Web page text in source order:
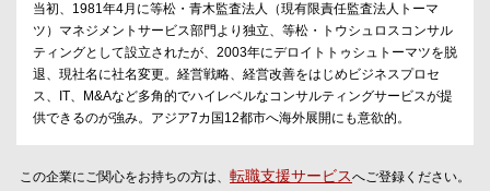
当初、1981年4月に等松・青木監査法人（現有限責任監査法人トーマ
ツ）マネジメントサービス部門より独立、等松・トウシュロスコンサル
ティングとして設立されたが、2003年にデロイトトゥシュトーマツを脱
退、現社名に社名変更。経営戦略、経営改善をはじめビジネスプロセ
ス、IT、M&Aなど多角的でハイレベルなコンサルティングサービスが提
供できるのが強み。アジア7カ国12都市へ海外展開にも意欲的。
この企業にご関心をお持ちの方は、 転職支援サービスへご登録ください。